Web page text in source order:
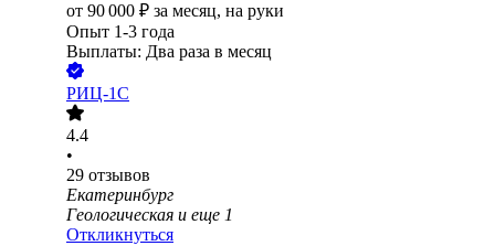
от 90 000 ₽ за месяц, на руки
Опыт 1-3 года
Выплаты: Два раза в месяц
РИЦ-1С
4.4
•
29 отзывов
Екатеринбург
Геологическая и еще 1
Откликнуться